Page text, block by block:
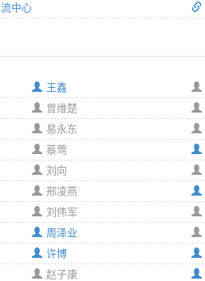
中心
王鑫
曾维楚
易永东
蔡莺
刘向
邢凌燕
刘伟军
周泽业
许博
赵子康